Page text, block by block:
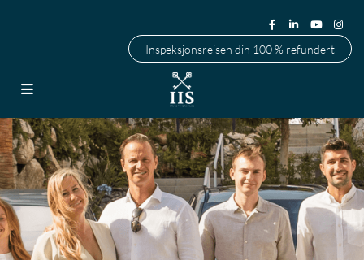
Inspeksjonsreisen din 100 % refundert